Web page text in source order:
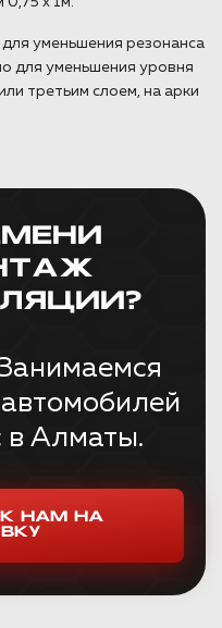
уменьшения резонанса
для уменьшения уровня
третьим слоем, на арки
в Алматы.
НАМ НА